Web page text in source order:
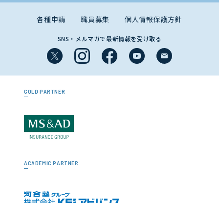
各種申請 職員募集 個人情報保護方針
SNS・メルマガで最新情報を受け取る
GOLD PARTNER
ACADEMIC PARTNER